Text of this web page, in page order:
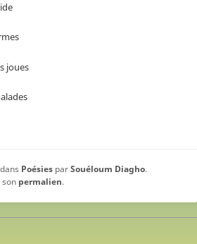
joues
Poésies parSouéloum Diagho.
permalien.